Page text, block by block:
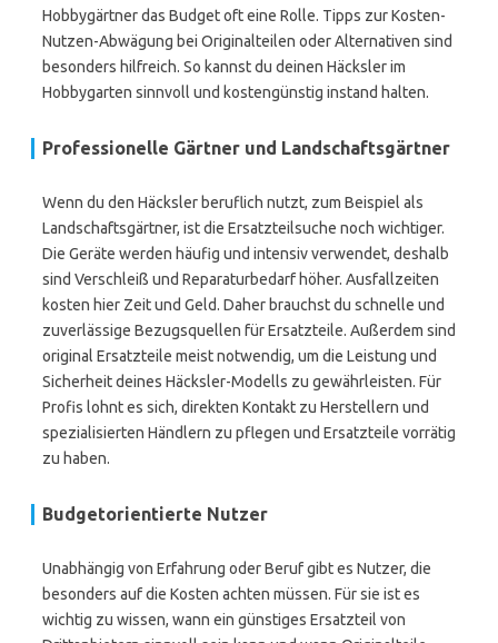
Hobbygärtner das Budget oft eine Rolle. Tipps zur Kosten-
Nutzen-Abwägung bei Originalteilen oder Alternativen sind
besonders hilfreich. So kannst du deinen Häcksler im
Hobbygarten sinnvoll und kostengünstig instand halten.
Professionelle Gärtner und Landschaftsgärtner
Wenn du den Häcksler beruflich nutzt, zum Beispiel als
Landschaftsgärtner, ist die Ersatzteilsuche noch wichtiger.
Die Geräte werden häufig und intensiv verwendet, deshalb
sind Verschleiß und Reparaturbedarf höher. Ausfallzeiten
kosten hier Zeit und Geld. Daher brauchst du schnelle und
zuverlässige Bezugsquellen für Ersatzteile. Außerdem sind
original Ersatzteile meist notwendig, um die Leistung und
Sicherheit deines Häcksler-Modells zu gewährleisten. Für
Profis lohnt es sich, direkten Kontakt zu Herstellern und
spezialisierten Händlern zu pflegen und Ersatzteile vorrätig
zu haben.
Budgetorientierte Nutzer
Unabhängig von Erfahrung oder Beruf gibt es Nutzer, die
besonders auf die Kosten achten müssen. Für sie ist es
wichtig zu wissen, wann ein günstiges Ersatzteil von